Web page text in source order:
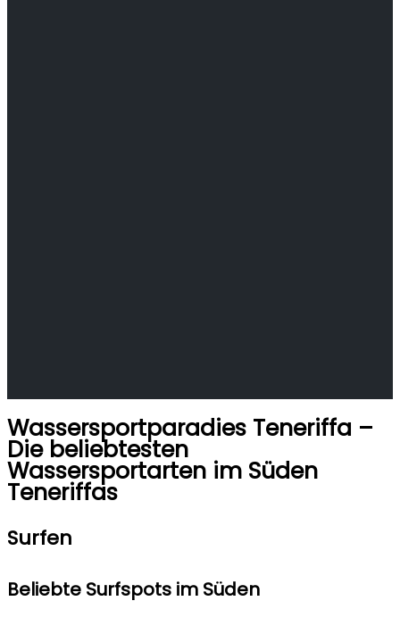
Wassersportparadies Teneriffa –
Die beliebtesten
Wassersportarten im Süden
Teneriffas
Surfen
Beliebte Surfspots im Süden